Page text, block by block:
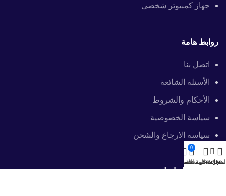
جهاز كمبيوتر شخصى
روابط هامة
اتصل بنا
الأسئلة الشائعة
الأحكام والشروط
سياسة الخصوصية
سياسه الارجاع والشحن
معلومات التواصل
Sidebar
قائمة المفضلة
0
عربة التسوق
حسابى